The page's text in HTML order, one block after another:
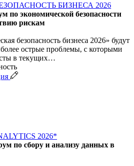
БИЗНЕСА 2026
по экономической безопасности
рискам
безопасность бизнеса 2026» будут
острые проблемы, с которыми
в текущих…
2026*
по сбору и анализу данных в